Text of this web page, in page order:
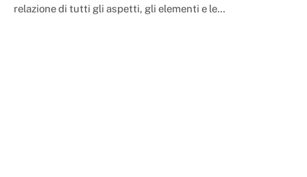
relazione di tutti gli aspetti, gli elementi e le…